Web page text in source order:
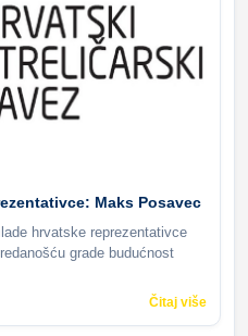
Maks Posavec
hrvatske reprezentativce
grade budućnost
Čitaj više